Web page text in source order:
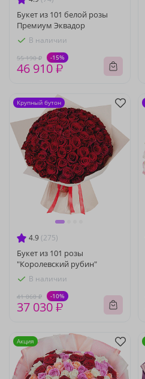
Букет из 101 белой розы
Премиум Эквадор
В наличии
55 190 ₽ -15%
46 910 ₽
4.9 (275)
Букет из 101 розы
"Королевский рубин"
В наличии
41 060 ₽ -10%
37 030 ₽
Крупный бутон
Акция